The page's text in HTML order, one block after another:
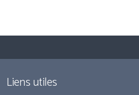
Liens utiles